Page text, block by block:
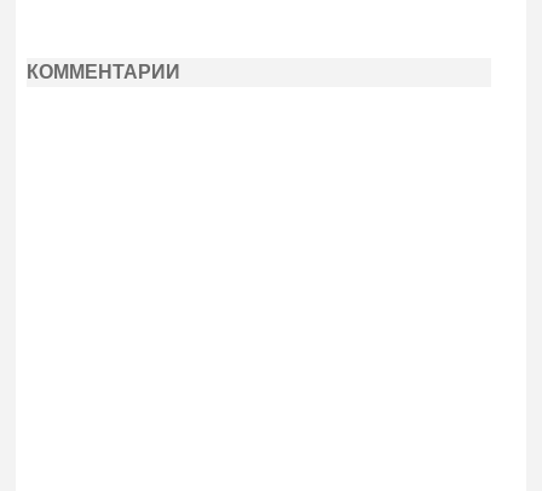
КОММЕНТАРИИ